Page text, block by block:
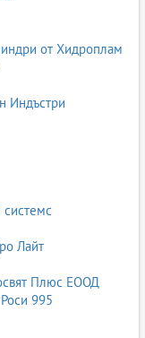
от Хидроплам
Индъстри
Лайт
Плюс ЕООД
995